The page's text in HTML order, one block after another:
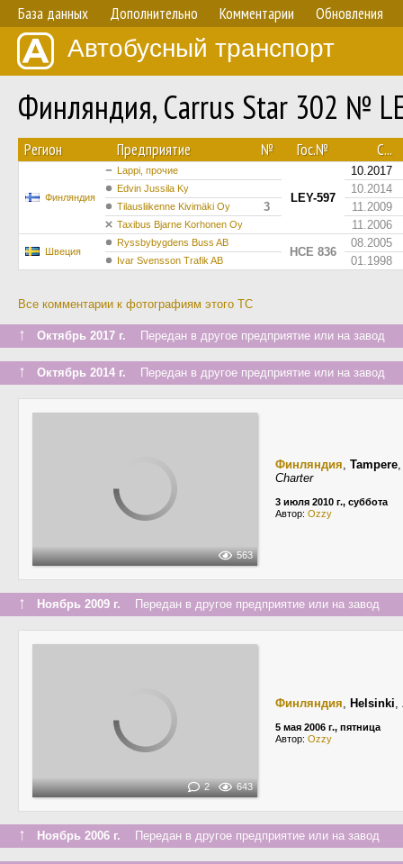
База данных Дополнительно Комментарии Обновления
Автобусный транспорт
Финляндия, Carrus Star 302 №
Регион Предприятие № Гос.№ С...
Финляндия
Lappi, прочие
LEY-597
10.2017
Edvin Jussila Ky 10.2014
Tilausliikenne Kivimäki Oy 3 11.2009
Taxibus Bjarne Korhonen Oy 11.2006
Швеция
Ryssbybygdens Buss AB
HCE 836
08.2005
Ivar Svensson Trafik AB 01.1998
Все комментарии к фотографиям этого ТС
↑ Октябрь 2017 г. Передан в другое предприятие или на завод
↑ Октябрь 2014 г. Передан в другое предприятие или на завод
563
Финляндия, Tampere
Charter
3 июля 2010 г., суббота
Автор: Ozzy
↑ Ноябрь 2009 г. Передан в другое предприятие или на завод
2 643
Финляндия, Helsinki,
5 мая 2006 г., пятница
Автор: Ozzy
↑ Ноябрь 2006 г. Передан в другое предприятие или на завод